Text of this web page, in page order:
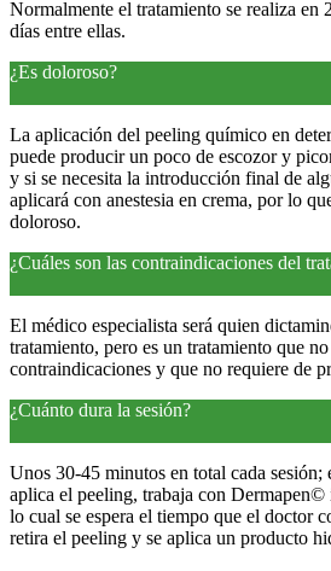
Normalmente el tratamiento se realiza en
días entre ellas.
¿Es doloroso?
La aplicación del peeling químico en
puede producir un poco de escozor y
y si se necesita la introducción final de
aplicará con anestesia en crema, por lo
doloroso.
¿Cuáles son las contraindicaciones del
El médico especialista será quien
tratamiento, pero es un tratamiento que
contraindicaciones y que no requiere de
¿Cuánto dura la sesión?
Unos 30-45 minutos en total cada
aplica el peeling, trabaja con
lo cual se espera el tiempo que el doctor
retira el peeling y se aplica un producto